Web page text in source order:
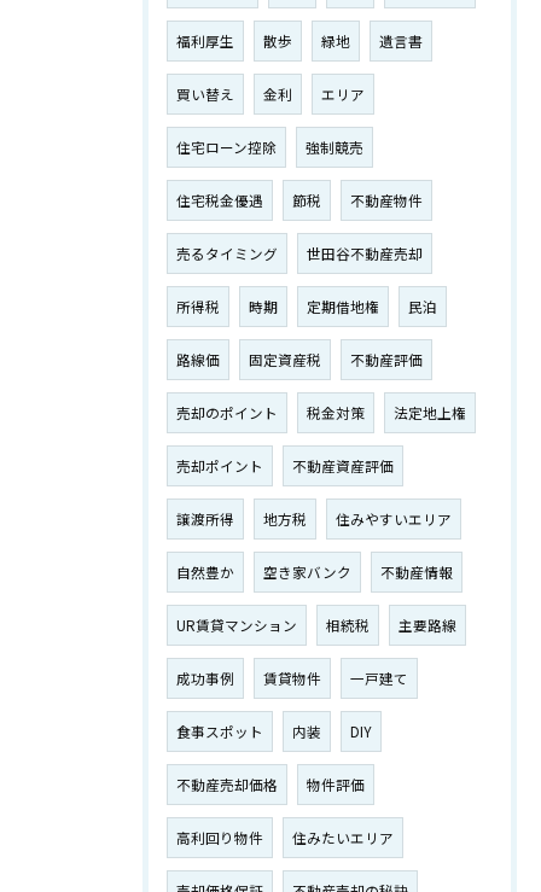
福利厚生 散歩 緑地 遺言書
買い替え 金利 エリア
住宅ローン控除 強制競売
住宅税金優遇 節税 不動産物件
売るタイミング 世田谷不動産売却
所得税 時期 定期借地権 民泊
路線価 固定資産税 不動産評価
売却のポイント 税金対策 法定地上権
売却ポイント 不動産資産評価
譲渡所得 地方税 住みやすいエリア
自然豊か 空き家バンク 不動産情報
UR賃貸マンション 相続税 主要路線
成功事例 賃貸物件 一戸建て
食事スポット 内装 DIY
不動産売却価格 物件評価
高利回り物件 住みたいエリア